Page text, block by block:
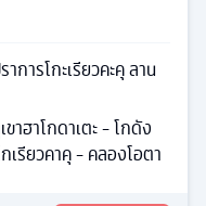
การโกะเรียวคะคุ ลาน
าฮาโกดาเตะ - โกดัง
เรียวคาคุ - คลองโอตา